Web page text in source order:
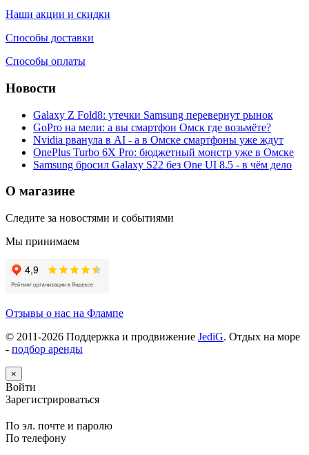
Наши акции и скидки
Способы доставки
Способы оплаты
Новости
Galaxy Z Fold8: утечки Samsung перевернут рынок
GoPro на мели: а вы смартфон Омск где возьмёте?
Nvidia рванула в AI - а в Омске смартфоны уже ждут
OnePlus Turbo 6X Pro: бюджетный монстр уже в Омске
Samsung бросил Galaxy S22 без One UI 8.5 - в чём дело
О магазине
Следите за новостями и событиями
Мы принимаем
Отзывы о нас на Флампе
© 2011-2026 Поддержка и продвижение JediG. Отдых на море
- подбор аренды
×
Войти
Зарегистрироваться
По эл. почте и паролю
По телефону